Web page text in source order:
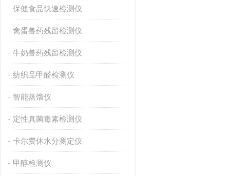
保健食品快速检测仪
禽蛋兽药残留检测仪
牛奶兽药残留检测仪
纺织品甲醛检测仪
智能蒸馏仪
定性真菌毒素检测仪
卡尔费休水分测定仪
甲醇检测仪